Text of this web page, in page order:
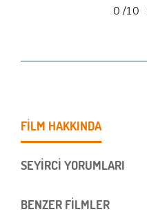
0/10
FİLM HAKKINDA
SEYİRCİ YORUMLARI
BENZER FİLMLER